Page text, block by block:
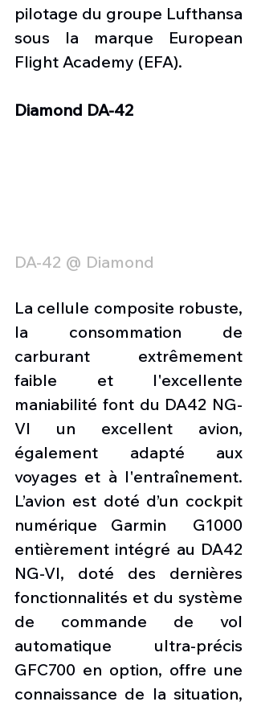
pilotage du groupe Lufthansa
sous la marque European
Flight Academy (EFA).
Diamond DA-42
DA-42 @ Diamond
La cellule composite robuste,
la consommation de
carburant extrêmement
faible et l'excellente
maniabilité font du DA42 NG-
VI un excellent avion,
également adapté aux
voyages et à l'entraînement.
L’avion est doté d’un cockpit
numérique Garmin  G1000
entièrement intégré au DA42
NG-VI, doté des dernières
fonctionnalités et du système
de commande de vol
automatique ultra-précis
GFC700 en option, offre une
connaissance de la situation,